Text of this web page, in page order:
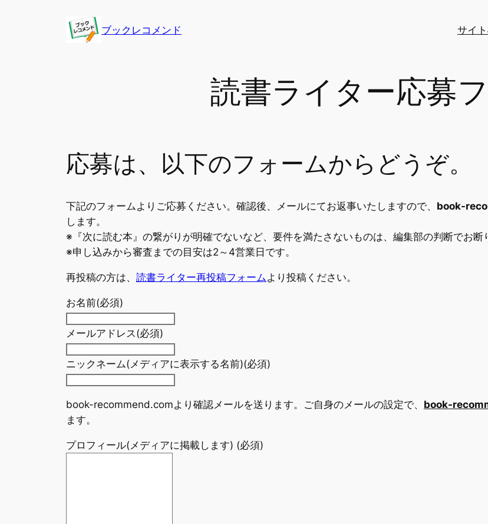
ブックレコメンド サイ
読書ライター応募
応募は、以下のフォームからどうぞ。
下記のフォームよりご応募ください。確認後、メールにてお返事いたしますので、 book-
します。
※『次に読む本』の繋がりが明確でないなど、要件を満たさないものは、編集部の判断でお断
※申し込みから審査までの目安は2～4営業日です。
再投稿の方は、 読書ライター再投稿フォームより投稿ください。
お名前(必須)
メールアドレス(必須)
ニックネーム(メディアに表示する名前)(必須)
book-recommend.comより確認メールを送ります。ご自身のメールの設定で、 book-
ます。
プロフィール(メディアに掲載します) (必須)